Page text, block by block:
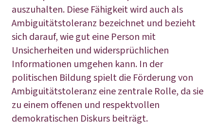
auszuhalten. Diese Fähigkeit wird auch als
Ambiguitätstoleranz bezeichnet und bezieht
sich darauf, wie gut eine Person mit
Unsicherheiten und widersprüchlichen
Informationen umgehen kann. In der
politischen Bildung spielt die Förderung von
Ambiguitätstoleranz eine zentrale Rolle, da sie
zu einem offenen und respektvollen
demokratischen Diskurs beiträgt.